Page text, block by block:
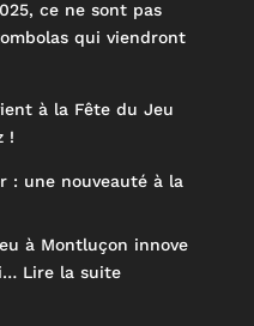
ce ne sont pas
qui viendront
à la Fête du Jeu
!
: une nouveauté à la
à Montluçon innove
Lire la suite: